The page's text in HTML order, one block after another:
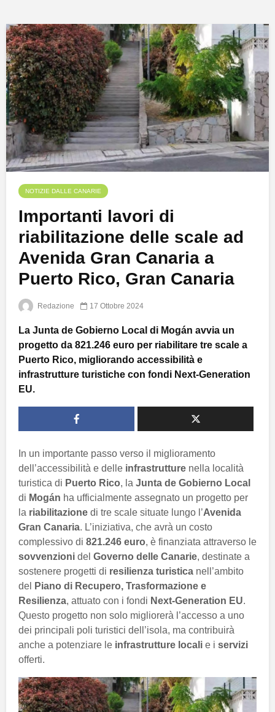
NOTIZIE DALLE CANARIE
Importanti lavori di
riabilitazione delle scale ad
Avenida Gran Canaria a
Puerto Rico, Gran Canaria
Redazione 17 Ottobre 2024
La Junta de Gobierno Local di Mogán avvia un
progetto da 821.246 euro per riabilitare tre scale a
Puerto Rico, migliorando accessibilità e
infrastrutture turistiche con fondi Next-Generation
EU.
In un importante passo verso il miglioramento
dell’accessibilità e delle infrastrutture nella località
turistica di Puerto Rico, la Junta de Gobierno Local
di Mogán ha ufficialmente assegnato un progetto per
la riabilitazione di tre scale situate lungo l’Avenida
Gran Canaria. L’iniziativa, che avrà un costo
complessivo di 821.246 euro, è finanziata attraverso le
sovvenzioni del Governo delle Canarie, destinate a
sostenere progetti di resilienza turistica nell’ambito
del
Piano di Recupero, Trasformazione e
Resilienza, attuato con i fondi Next-Generation EU.
Questo progetto non solo migliorerà l’accesso a uno
dei principali poli turistici dell’isola, ma contribuirà
anche a potenziare le infrastrutture locali e i servizi
offerti.